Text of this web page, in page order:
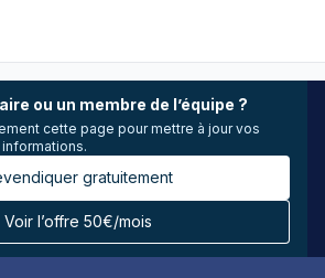
ou un membre de l’équipe ?
cette page pour mettre à jour vos
gratuitement
Voir l’offre 50€/mois